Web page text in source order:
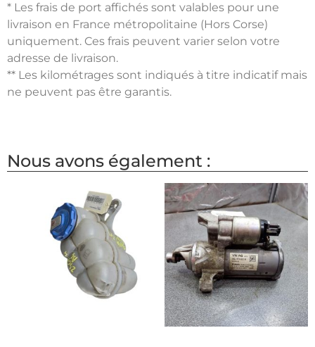
* Les frais de port affichés sont valables pour une
livraison en France métropolitaine (Hors Corse)
uniquement. Ces frais peuvent varier selon votre
adresse de livraison.
** Les kilométrages sont indiqués à titre indicatif mais
ne peuvent pas être garantis.
Nous avons également :